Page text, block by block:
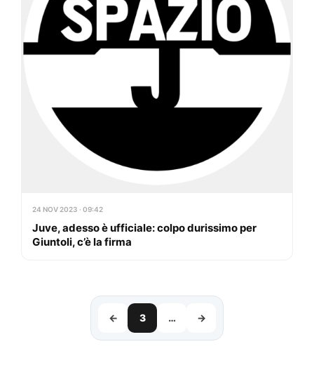
24 NOV 2023 · 09:42
Juve, adesso è ufficiale: colpo durissimo per
Giuntoli, c’è la firma
← 3 … →